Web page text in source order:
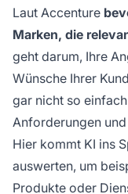
Laut Accenture
Marken, die
geht darum, Ihre
Wünsche Ihrer
gar nicht so
Anforderungen
Hier kommt KI ins
auswerten, um
Produkte oder